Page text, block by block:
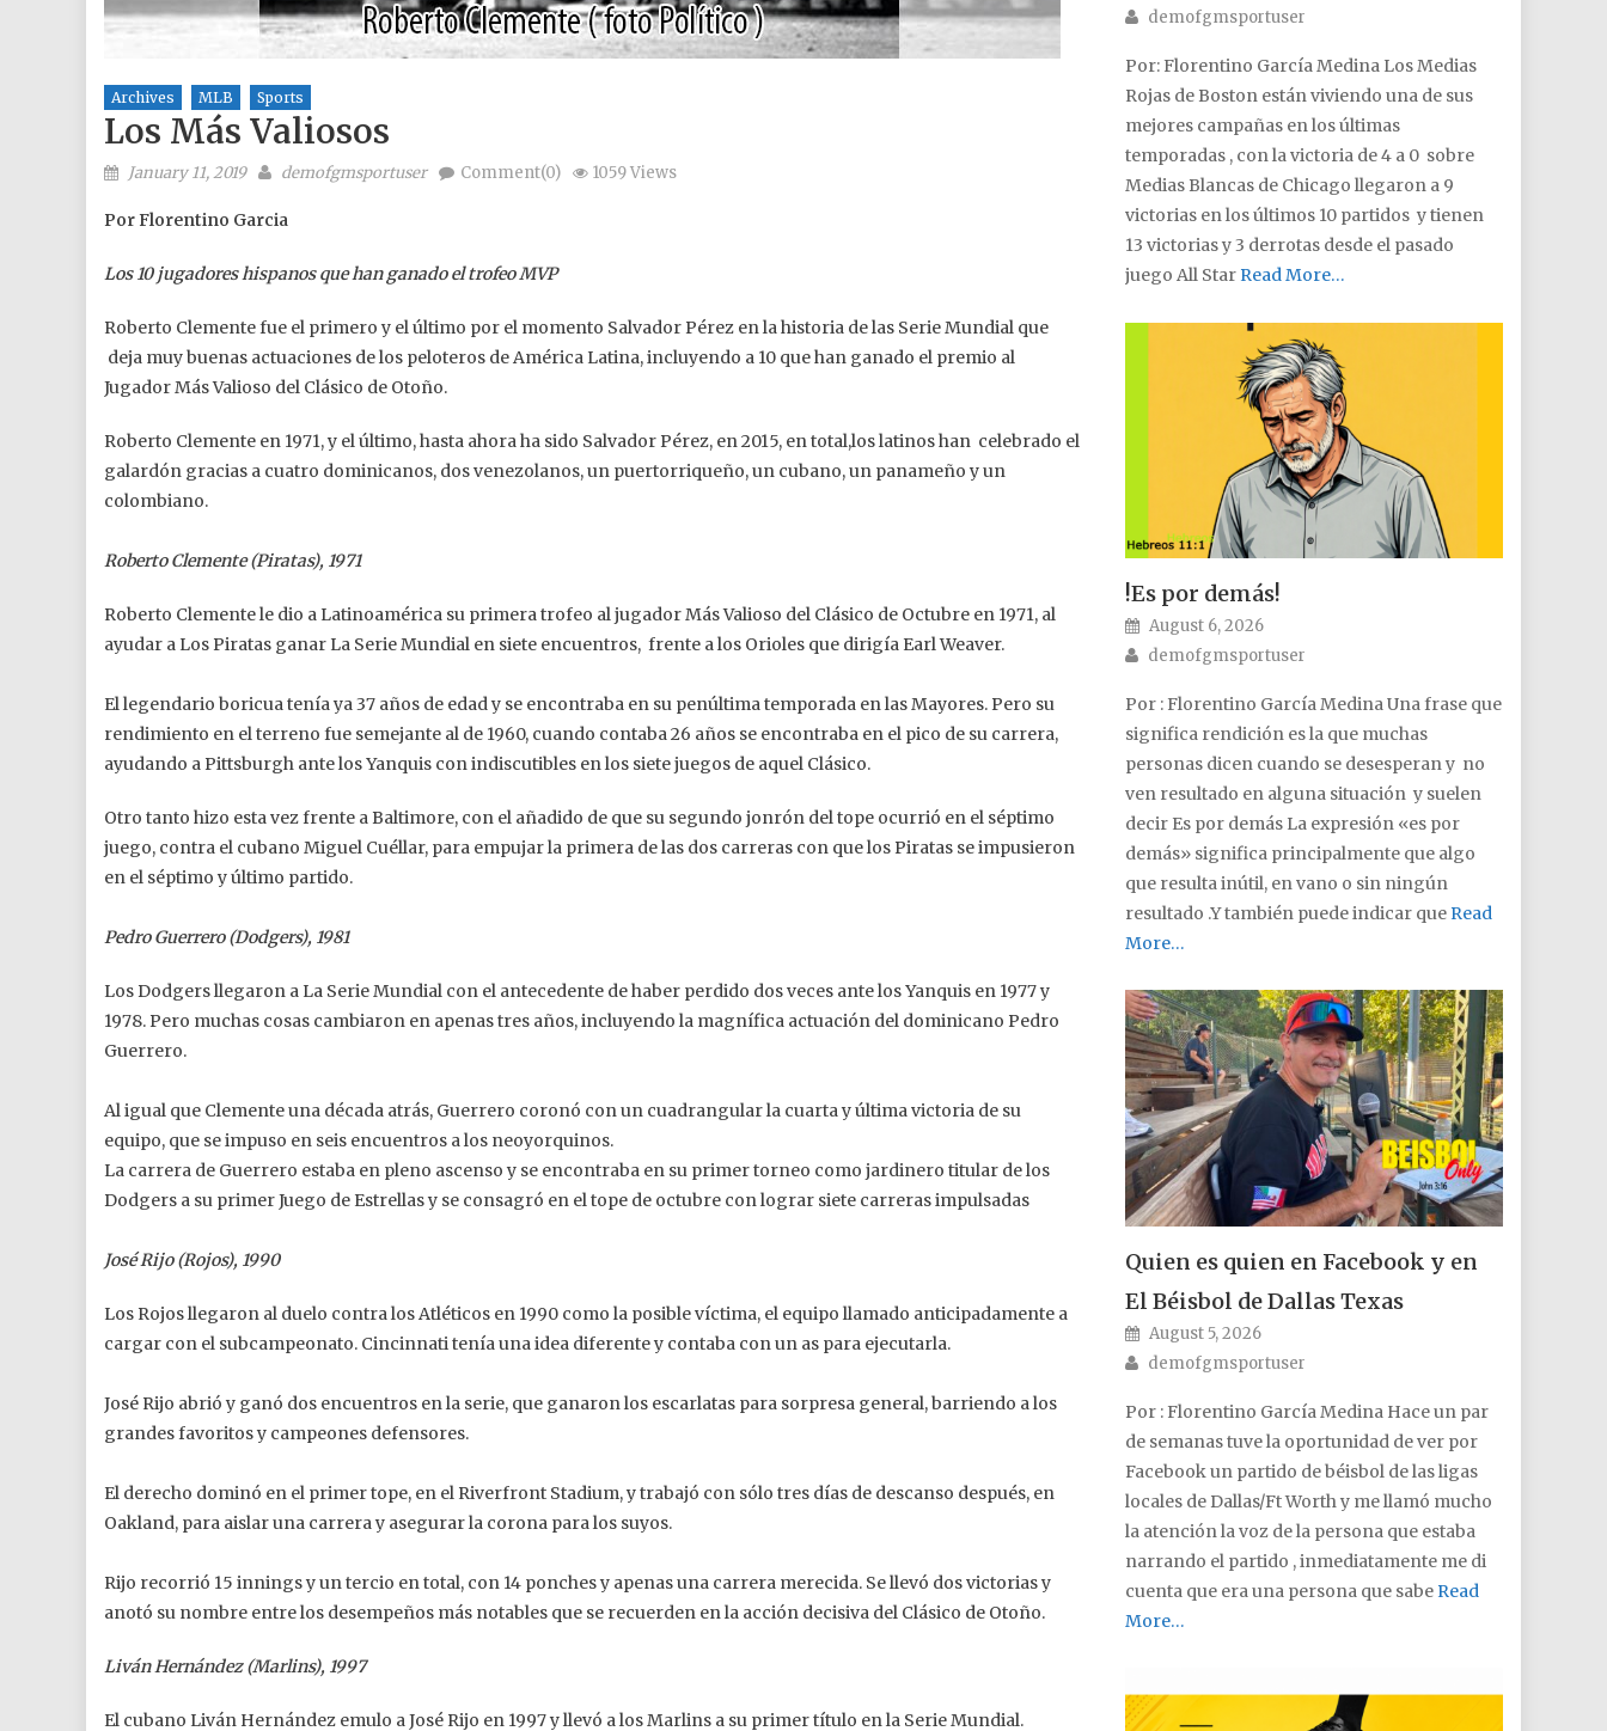
Archives MLB Sports
Los Más Valiosos
Posted on
January 11, 2019 Author
demofgmsportuser Comment(0) 1059 Views
Por Florentino Garcia
Los 10 jugadores hispanos que han ganado el trofeo MVP
Roberto Clemente fue el primero y el último por el momento Salvador Pérez en la historia de las Serie Mundial que
deja muy buenas actuaciones de los peloteros de América Latina, incluyendo a 10 que han ganado el premio al
Jugador Más Valioso del Clásico de Otoño.
Roberto Clemente en 1971, y el último, hasta ahora ha sido Salvador Pérez, en 2015, en total,los latinos han celebrado el
galardón gracias a cuatro dominicanos, dos venezolanos, un puertorriqueño, un cubano, un panameño y un
colombiano.
Roberto Clemente (Piratas), 1971
Roberto Clemente le dio a Latinoamérica su primera trofeo al jugador Más Valioso del Clásico de Octubre en 1971, al
ayudar a Los Piratas ganar La Serie Mundial en siete encuentros, frente a los Orioles que dirigía Earl Weaver.
El legendario boricua tenía ya 37 años de edad y se encontraba en su penúltima temporada en las Mayores. Pero su
rendimiento en el terreno fue semejante al de 1960, cuando contaba 26 años se encontraba en el pico de su carrera,
ayudando a Pittsburgh ante los Yanquis con indiscutibles en los siete juegos de aquel Clásico.
Otro tanto hizo esta vez frente a Baltimore, con el añadido de que su segundo jonrón del tope ocurrió en el séptimo
juego, contra el cubano Miguel Cuéllar, para empujar la primera de las dos carreras con que los Piratas se impusieron
en el séptimo y último partido.
Pedro Guerrero (Dodgers), 1981
Los Dodgers llegaron a La Serie Mundial con el antecedente de haber perdido dos veces ante los Yanquis en 1977 y
1978. Pero muchas cosas cambiaron en apenas tres años, incluyendo la magnífica actuación del dominicano Pedro
Guerrero.
Al igual que Clemente una década atrás, Guerrero coronó con un cuadrangular la cuarta y última victoria de su
equipo, que se impuso en seis encuentros a los neoyorquinos.
La carrera de Guerrero estaba en pleno ascenso y se encontraba en su primer torneo como jardinero titular de los
Dodgers a su primer Juego de Estrellas y se consagró en el tope de octubre con lograr siete carreras impulsadas
José Rijo (Rojos), 1990
Los Rojos llegaron al duelo contra los Atléticos en 1990 como la posible víctima, el equipo llamado anticipadamente a
cargar con el subcampeonato. Cincinnati tenía una idea diferente y contaba con un as para ejecutarla.
José Rijo abrió y ganó dos encuentros en la serie, que ganaron los escarlatas para sorpresa general, barriendo a los
grandes favoritos y campeones defensores.
El derecho dominó en el primer tope, en el Riverfront Stadium, y trabajó con sólo tres días de descanso después, en
Oakland, para aislar una carrera y asegurar la corona para los suyos.
Rijo recorrió 15 innings y un tercio en total, con 14 ponches y apenas una carrera merecida. Se llevó dos victorias y
anotó su nombre entre los desempeños más notables que se recuerden en la acción decisiva del Clásico de Otoño.
Liván Hernández (Marlins), 1997
El cubano Liván Hernández emulo a José Rijo en 1997 y llevó a los Marlins a su primer título en la Serie Mundial.
Author
demofgmsportuser
Por: Florentino García Medina Los Medias
Rojas de Boston están viviendo una de sus
mejores campañas en los últimas
temporadas , con la victoria de 4 a 0 sobre
Medias Blancas de Chicago llegaron a 9
victorias en los últimos 10 partidos y tienen
13 victorias y 3 derrotas desde el pasado
juego All Star Read More…
!Es por demás!
Posted on
August 6, 2026
Author
demofgmsportuser
Por : Florentino García Medina Una frase que
significa rendición es la que muchas
personas dicen cuando se desesperan y no
ven resultado en alguna situación y suelen
decir Es por demás La expresión «es por
demás» significa principalmente que algo
que resulta inútil, en vano o sin ningún
resultado .Y también puede indicar que Read
More…
Quien es quien en Facebook y en
El Béisbol de Dallas Texas
Posted on
August 5, 2026
Author
demofgmsportuser
Por : Florentino García Medina Hace un par
de semanas tuve la oportunidad de ver por
Facebook un partido de béisbol de las ligas
locales de Dallas/Ft Worth y me llamó mucho
la atención la voz de la persona que estaba
narrando el partido , inmediatamente me di
cuenta que era una persona que sabe Read
More…